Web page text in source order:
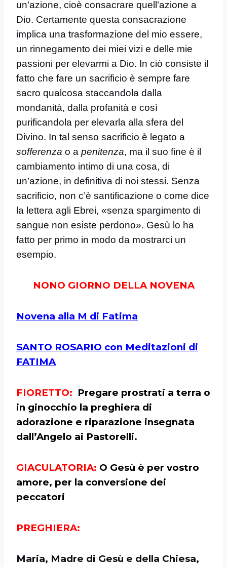
un’azione, cioè consacrare quell’azione a
Dio. Certamente questa consacrazione
implica una trasformazione del mio essere,
un rinnegamento dei miei vizi e delle mie
passioni per elevarmi a Dio. In ciò consiste il
fatto che fare un sacrificio è sempre fare
sacro qualcosa staccandola dalla
mondanità, dalla profanità e così
purificandola per elevarla alla sfera del
Divino. In tal senso sacrificio è legato a
sofferenza o a penitenza, ma il suo fine è il
cambiamento intimo di una cosa, di
un’azione, in definitiva di noi stessi. Senza
sacrificio, non c’è santificazione o come dice
la lettera agli Ebrei, «senza spargimento di
sangue non esiste perdono». Gesù lo ha
fatto per primo in modo da mostrarci un
esempio.
NONO GIORNO DELLA NOVENA
Novena alla M di Fatima
SANTO ROSARIO con Meditazioni di
FATIMA
FIORETTO: Pregare prostrati a terra o
in ginocchio la preghiera di
adorazione e riparazione insegnata
dall’Angelo ai Pastorelli.
GIACULATORIA: O Gesù è per vostro
amore, per la conversione dei
peccatori
PREGHIERA:
Maria, Madre di Gesù e della Chiesa,